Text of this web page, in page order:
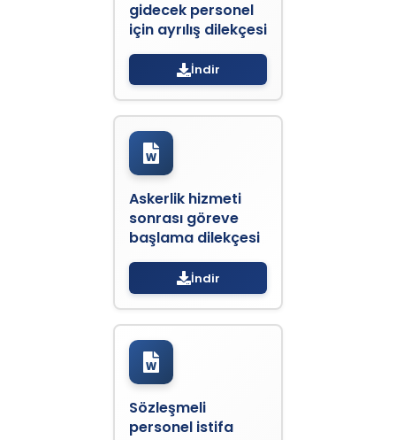
gidecek personel
için ayrılış dilekçesi
İndir
Askerlik hizmeti
sonrası göreve
başlama dilekçesi
İndir
Sözleşmeli
personel istifa